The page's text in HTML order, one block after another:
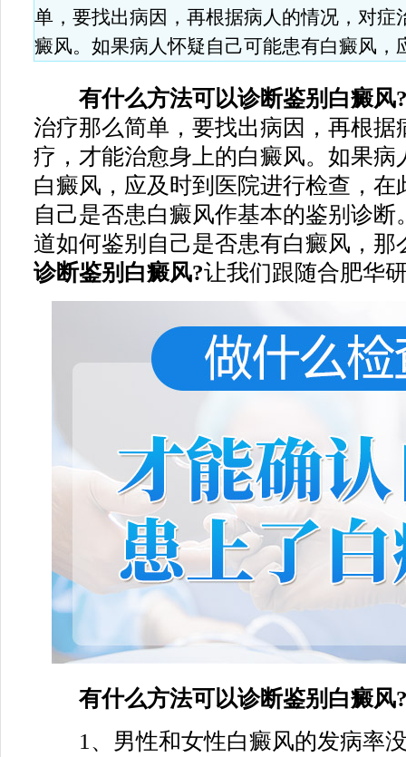
单，要找出病因，再根据病人的情况，对症
癜风。如果病人怀疑自己可能患有白癜风，
有什么方法可以诊断鉴别白癜风
治疗那么简单，要找出病因，再根据
疗，才能治愈身上的白癜风。如果病
白癜风，应及时到医院进行检查，在
自己是否患白癜风作基本的鉴别诊
道如何鉴别自己是否患有白癜风，那
诊断鉴别白癜风?让我们跟随合肥华
有什么方法可以诊断鉴别白癜风
1、男性和女性白癜风的发病率没